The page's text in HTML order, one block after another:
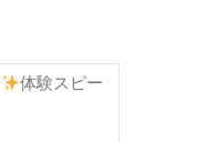
体験スピー